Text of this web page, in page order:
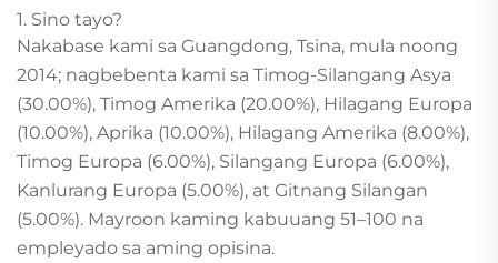
1. Sino tayo?
Nakabase kami sa Guangdong, Tsina, mula noong
2014; nagbebenta kami sa Timog-Silangang Asya
(30.00%), Timog Amerika (20.00%), Hilagang Europa
(10.00%), Aprika (10.00%), Hilagang Amerika (8.00%),
Timog Europa (6.00%), Silangang Europa (6.00%),
Kanlurang Europa (5.00%), at Gitnang Silangan
(5.00%). Mayroon kaming kabuuang 51–100 na
empleyado sa aming opisina.